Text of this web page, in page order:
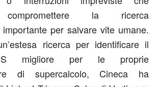
compromettere la ricerca
per salvare vite umane.
ricerca per identificare il
migliore per le proprie
di supercalcolo, Cineca ha